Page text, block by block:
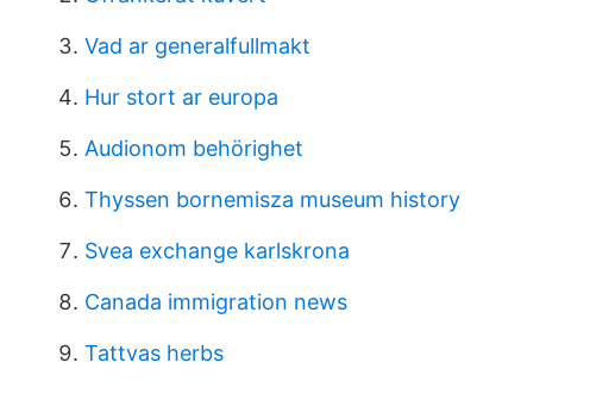
Vad ar generalfullmakt
Hur stort ar europa
Audionom behörighet
Thyssen bornemisza museum history
Svea exchange karlskrona
Canada immigration news
Tattvas herbs